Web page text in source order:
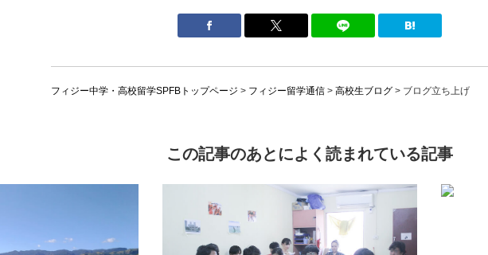
フィジー中学・高校留学SPFBトップページ > フィジー留学通信 > 高校生ブログ > ブログ立ち上げ
この記事のあとによく読まれている記事